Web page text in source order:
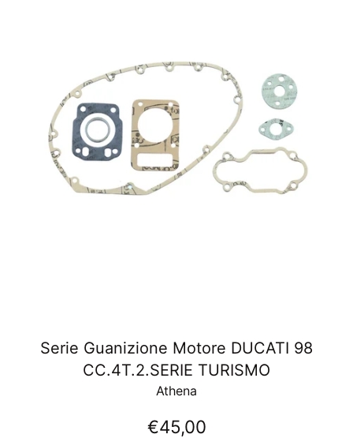
Serie Guanizione Motore DUCATI 98
CC.4T.2.SERIE TURISMO
Athena
Prezzo
€45,00